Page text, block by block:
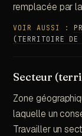
remplacée par
VOIR AUSSI :
(TERRITOIRE DE
Secteur
Zone
laquelle un
Travailler un